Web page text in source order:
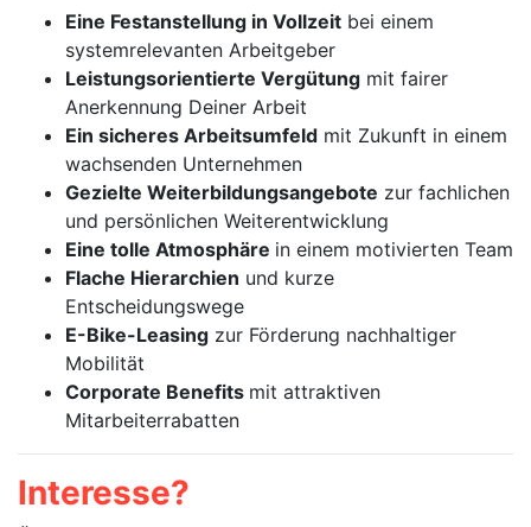
Eine Festanstellung in Vollzeit bei einem
systemrelevanten Arbeitgeber
Leistungsorientierte Vergütung mit fairer
Anerkennung Deiner Arbeit
Ein sicheres Arbeitsumfeld mit Zukunft in einem
wachsenden Unternehmen
Gezielte Weiterbildungsangebote zur fachlichen
und persönlichen Weiterentwicklung
Eine tolle Atmosphäre in einem motivierten Team
Flache Hierarchien und kurze
Entscheidungswege
E-Bike-Leasing zur Förderung nachhaltiger
Mobilität
Corporate Benefits mit attraktiven
Mitarbeiterrabatten
Interesse?